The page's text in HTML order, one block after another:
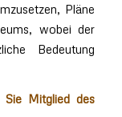
Pläne
wobei der
Bedeutung
Mitglied des